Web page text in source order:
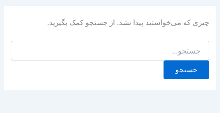
چیزی که می‌خواستید پیدا نشد. از جستجو کمک بگیرید.